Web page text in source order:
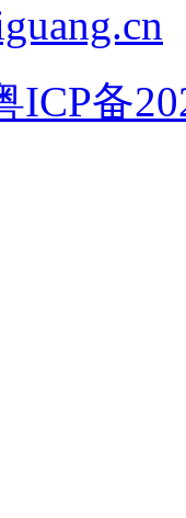
ICP备